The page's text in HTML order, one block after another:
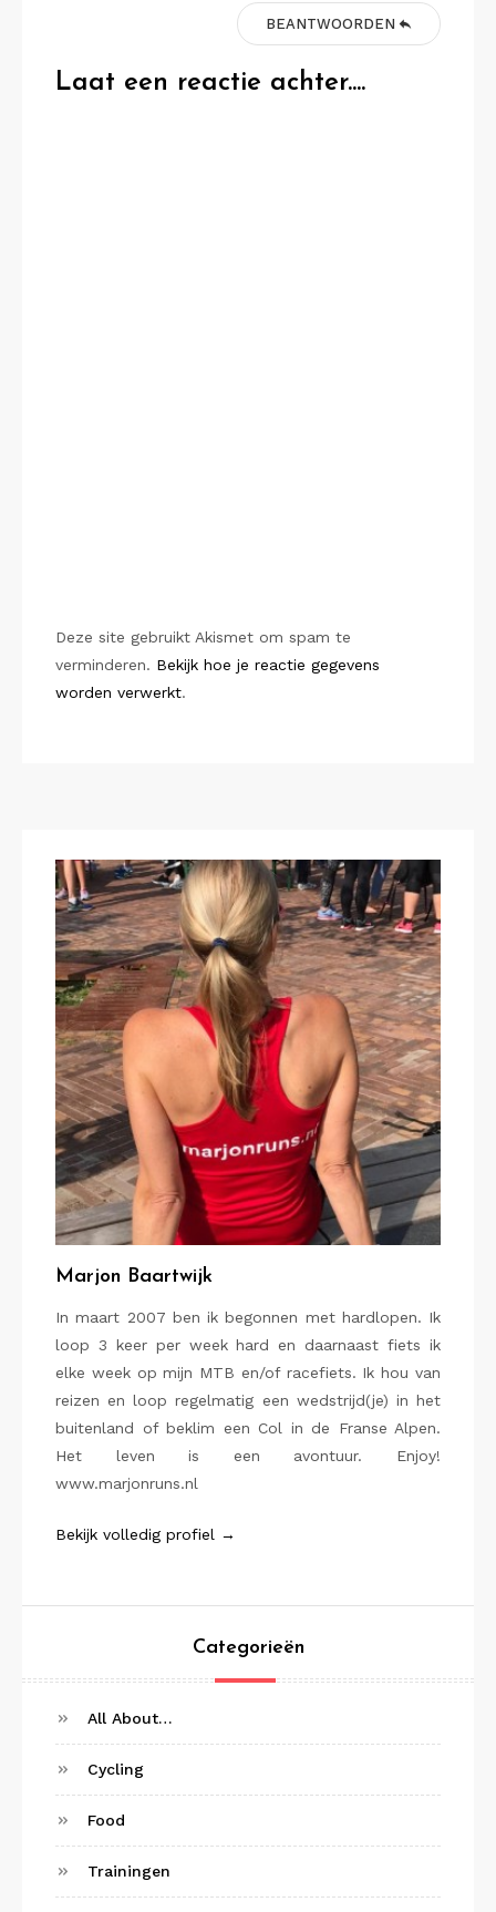
BEANTWOORDEN
Laat een reactie achter....
Deze site gebruikt Akismet om spam te
verminderen. Bekijk hoe je reactie gegevens
worden verwerkt.
Marjon Baartwijk
In maart 2007 ben ik begonnen met hardlopen. Ik
loop 3 keer per week hard en daarnaast fiets ik
elke week op mijn MTB en/of racefiets. Ik hou van
reizen en loop regelmatig een wedstrijd(je) in het
buitenland of beklim een Col in de Franse Alpen.
Het leven is een avontuur. Enjoy!
www.marjonruns.nl
Bekijk volledig profiel →
Categorieën
All About…
Cycling
Food
Trainingen